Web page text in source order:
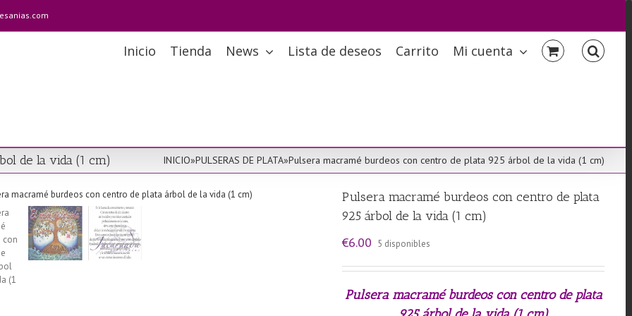
Inicio Tienda News Lista de deseos Carrito Mi cuenta
de la vida (1 cm) INICIO»PULSERAS DE PLATA»Pulsera macramé burdeos con centro de plata 925 árbol de la vida (1 cm)
Pulsera macramé burdeos con centro de plata
925 árbol de la vida (1 cm)
€6.00 5 disponibles
Pulsera macramé burdeos con centro de plata